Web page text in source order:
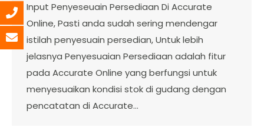
Input Penyeseuain Persediaan Di Accurate
Online, Pasti anda sudah sering mendengar
istilah penyesuain persedian, Untuk lebih
jelasnya Penyesuaian Persediaan adalah fitur
pada Accurate Online yang berfungsi untuk
menyesuaikan kondisi stok di gudang dengan
pencatatan di Accurate…